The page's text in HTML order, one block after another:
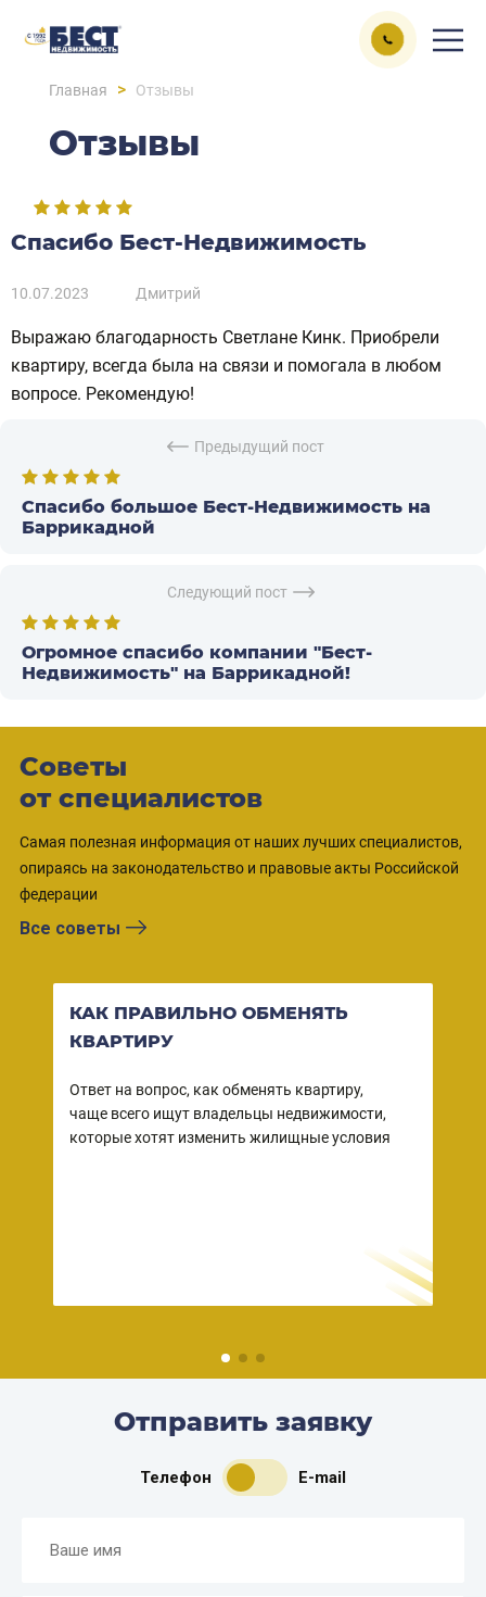
Главная > Отзывы
Отзывы
Спасибо Бест-Недвижимость
10.07.2023 Дмитрий
Выражаю благодарность Светлане Кинк. Приобрели
квартиру, всегда была на связи и помогала в любом
вопросе. Рекомендую!
Предыдущий пост
Спасибо большое Бест-Недвижимость на
Баррикадной
Следующий пост
Огромное спасибо компании "Бест-
Недвижимость" на Баррикадной!
Советы
от специалистов
Самая полезная информация от наших лучших специалистов,
опираясь на законодательство и правовые акты Российской
федерации
Все советы
КАК ПРАВИЛЬНО ОБМЕНЯТЬ
КВАРТИРУ
Ответ на вопрос, как обменять квартиру,
чаще всего ищут владельцы недвижимости,
которые хотят изменить жилищные условия
Отправить заявку
Телефон E-mail